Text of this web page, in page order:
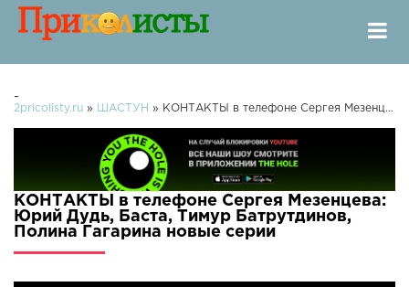
-
2pricolisty.ru » ШАСТУН » КОНТАКТЫ в телефоне Сергея Мезенцева: Юрий Дудь, Баста, Тимур Батрутдинов, Полина Гагарина
КОНТАКТЫ в телефоне Сергея Мезенцева:
Юрий Дудь, Баста, Тимур Батрутдинов,
Полина Гагарина новые серии